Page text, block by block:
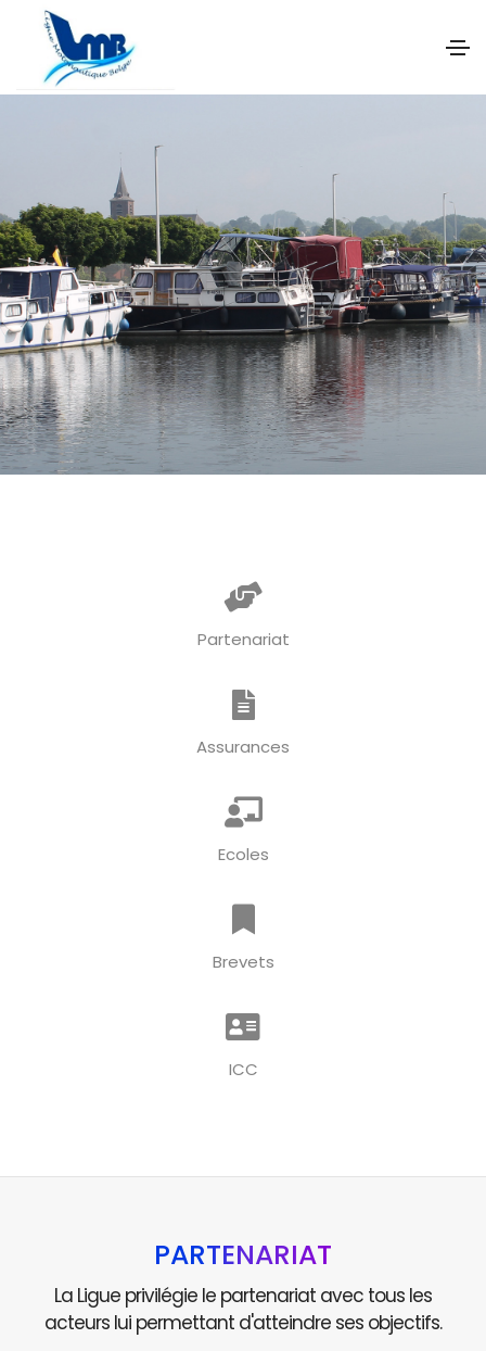
Partenariat
Assurances
Ecoles
Brevets
ICC
PARTENARIAT
La Ligue privilégie le partenariat avec tous les
acteurs lui permettant d'atteindre ses objectifs.